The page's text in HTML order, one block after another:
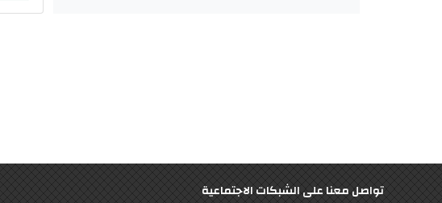
تواصل معنا على الشبكات الاجتماعية